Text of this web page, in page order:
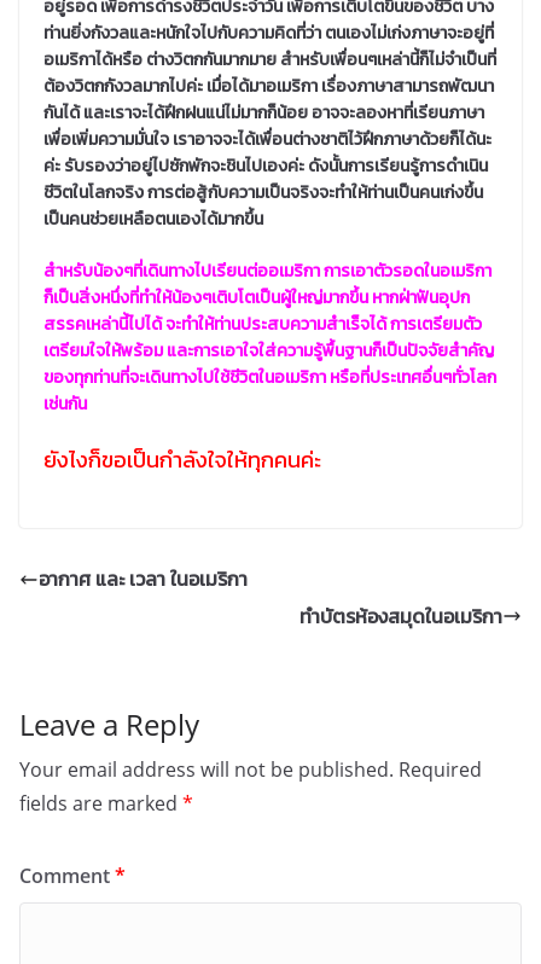
อยู่รอด เพื่อการดำรงชีวิตประจำวัน เพื่อการเติบโตขึ้นของชีวิต บาง
ท่านยิ่งกังวลและหนักใจไปกับความคิดที่ว่า ตนเองไม่เก่งภาษาจะอยู่ที่
อเมริกาได้หรือต่างวิตกกันมากมายสำหรับเพื่อนๆเหล่านี้ก็ไม่จำเป็นที่
ต้องวิตกกังวลมากไปค่ะ เมื่อได้มาอเมริกา เรื่องภาษาสามารถพัฒนา
กันได้ และเราจะได้ฝึกฝนแน่ไม่มากก็น้อย อาจจะลองหาที่เรียนภาษา
เพื่อเพิ่มความมั่นใจ เราอาจจะได้เพื่อนต่างชาติไว้ฝึกภาษาด้วยก็ได้นะ
ค่ะ รับรองว่าอยู่ไปซักพักจะชินไปเองค่ะ ดังนั้นการเรียนรู้การดำเนิน
ชีวิตในโลกจริง การต่อสู้กับความเป็นจริงจะทำให้ท่านเป็นคนเก่งขึ้น
เป็นคนช่วยเหลือตนเองได้มากขึ้น
สำหรับน้องๆที่เดินทางไปเรียนต่ออเมริกา การเอาตัวรอดในอเมริกา
ก็เป็นสิ่งหนึ่งที่ทำให้น้องๆเติบโตเป็นผู้ใหญ่มากขึ้น หากฝ่าฟันอุปก
สรรคเหล่านี้ไปได้ จะทำให้ท่านประสบความสำเร็จได้ การเตรียมตัว
เตรียมใจให้พร้อม และการเอาใจใส่ความรู้พื้นฐานก็เป็นปัจจัยสำคัญ
ของทุกท่านที่จะเดินทางไปใช้ชีวิตในอเมริกา หรือที่ประเทศอื่นๆทั่วโลก
เช่นกัน
ยังไงก็ขอเป็นกำลังใจให้ทุกคนค่ะ
อากาศ และ เวลา ในอเมริกา
ทำบัตรห้องสมุดในอเมริกา
Leave a Reply
Your email address will not be published. Required
fields are marked *
Comment*